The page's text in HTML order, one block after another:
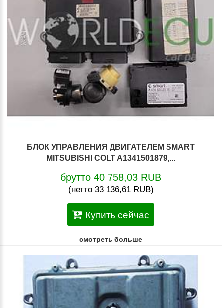
БЛОК УПРАВЛЕНИЯ ДВИГАТЕЛЕМ SMART
MITSUBISHI COLT A1341501879,...
брутто 40 758,03 RUB
(нетто 33 136,61 RUB)
Купить сейчас
смотреть больше